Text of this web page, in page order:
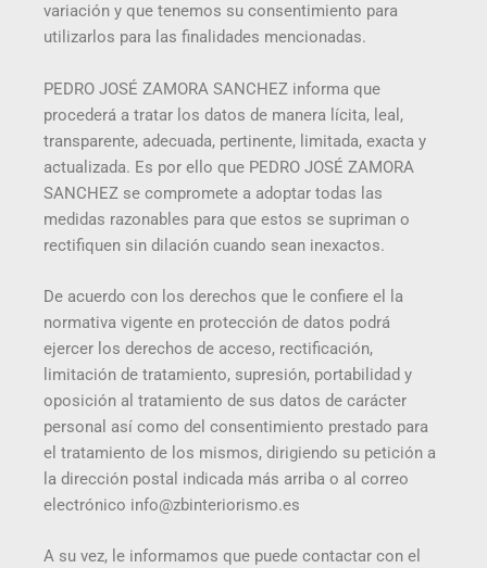
variación y que tenemos su consentimiento para
utilizarlos para las finalidades mencionadas.
PEDRO JOSÉ ZAMORA SANCHEZ informa que
procederá a tratar los datos de manera lícita, leal,
transparente, adecuada, pertinente, limitada, exacta y
actualizada. Es por ello que PEDRO JOSÉ ZAMORA
SANCHEZ se compromete a adoptar todas las
medidas razonables para que estos se supriman o
rectifiquen sin dilación cuando sean inexactos.
De acuerdo con los derechos que le confiere el la
normativa vigente en protección de datos podrá
ejercer los derechos de acceso, rectificación,
limitación de tratamiento, supresión, portabilidad y
oposición al tratamiento de sus datos de carácter
personal así como del consentimiento prestado para
el tratamiento de los mismos, dirigiendo su petición a
la dirección postal indicada más arriba o al correo
electrónico info@zbinteriorismo.es
A su vez, le informamos que puede contactar con el